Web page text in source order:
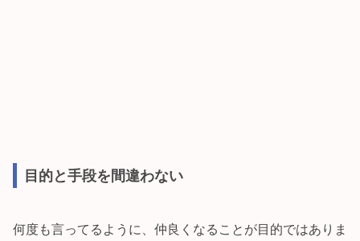
目的と手段を間違わない
何度も言ってるように、仲良くなることが目的ではありま